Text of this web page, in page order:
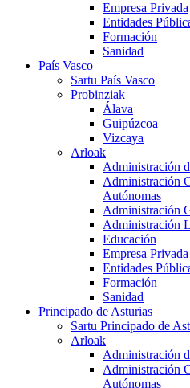
Empresa Privada
Entidades
Formación
Sanidad
País Vasco
Sartu País Vasco
Probinziak
Álava
Guipúzcoa
Vizcaya
Arloak
Administración
Administración
Autónomas
Administración
Administración
Educación
Empresa Privada
Entidades
Formación
Sanidad
Principado de Asturias
Sartu Principado de
Arloak
Administración
Administración
Autónomas